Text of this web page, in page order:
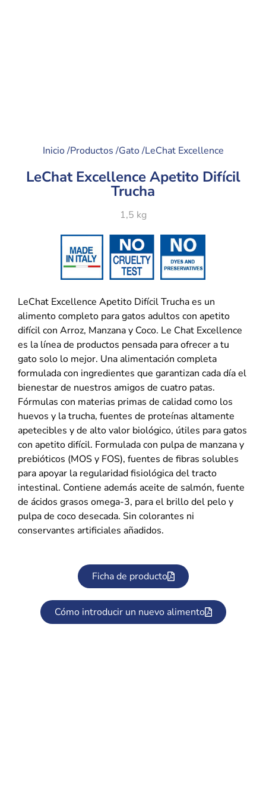
Inicio /Productos /Gato /LeChat Excellence
LeChat Excellence Apetito Difícil
Trucha
1,5 kg
LeChat Excellence Apetito Difícil Trucha es un
alimento completo para gatos adultos con apetito
difícil con Arroz, Manzana y Coco. Le Chat Excellence
es la línea de productos pensada para ofrecer a tu
gato solo lo mejor. Una alimentación completa
formulada con ingredientes que garantizan cada día el
bienestar de nuestros amigos de cuatro patas.
Fórmulas con materias primas de calidad como los
huevos y la trucha, fuentes de proteínas altamente
apetecibles y de alto valor biológico, útiles para gatos
con apetito difícil. Formulada con pulpa de manzana y
prebióticos (MOS y FOS), fuentes de fibras solubles
para apoyar la regularidad fisiológica del tracto
intestinal. Contiene además aceite de salmón, fuente
de ácidos grasos omega-3, para el brillo del pelo y
pulpa de coco desecada. Sin colorantes ni
conservantes artificiales añadidos.
Ficha de producto
Cómo introducir un nuevo alimento